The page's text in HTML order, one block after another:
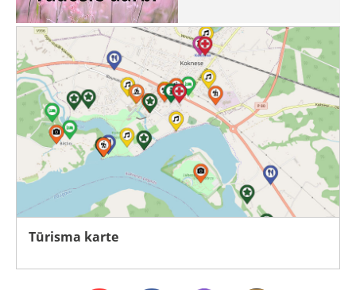
Tūrisma karte